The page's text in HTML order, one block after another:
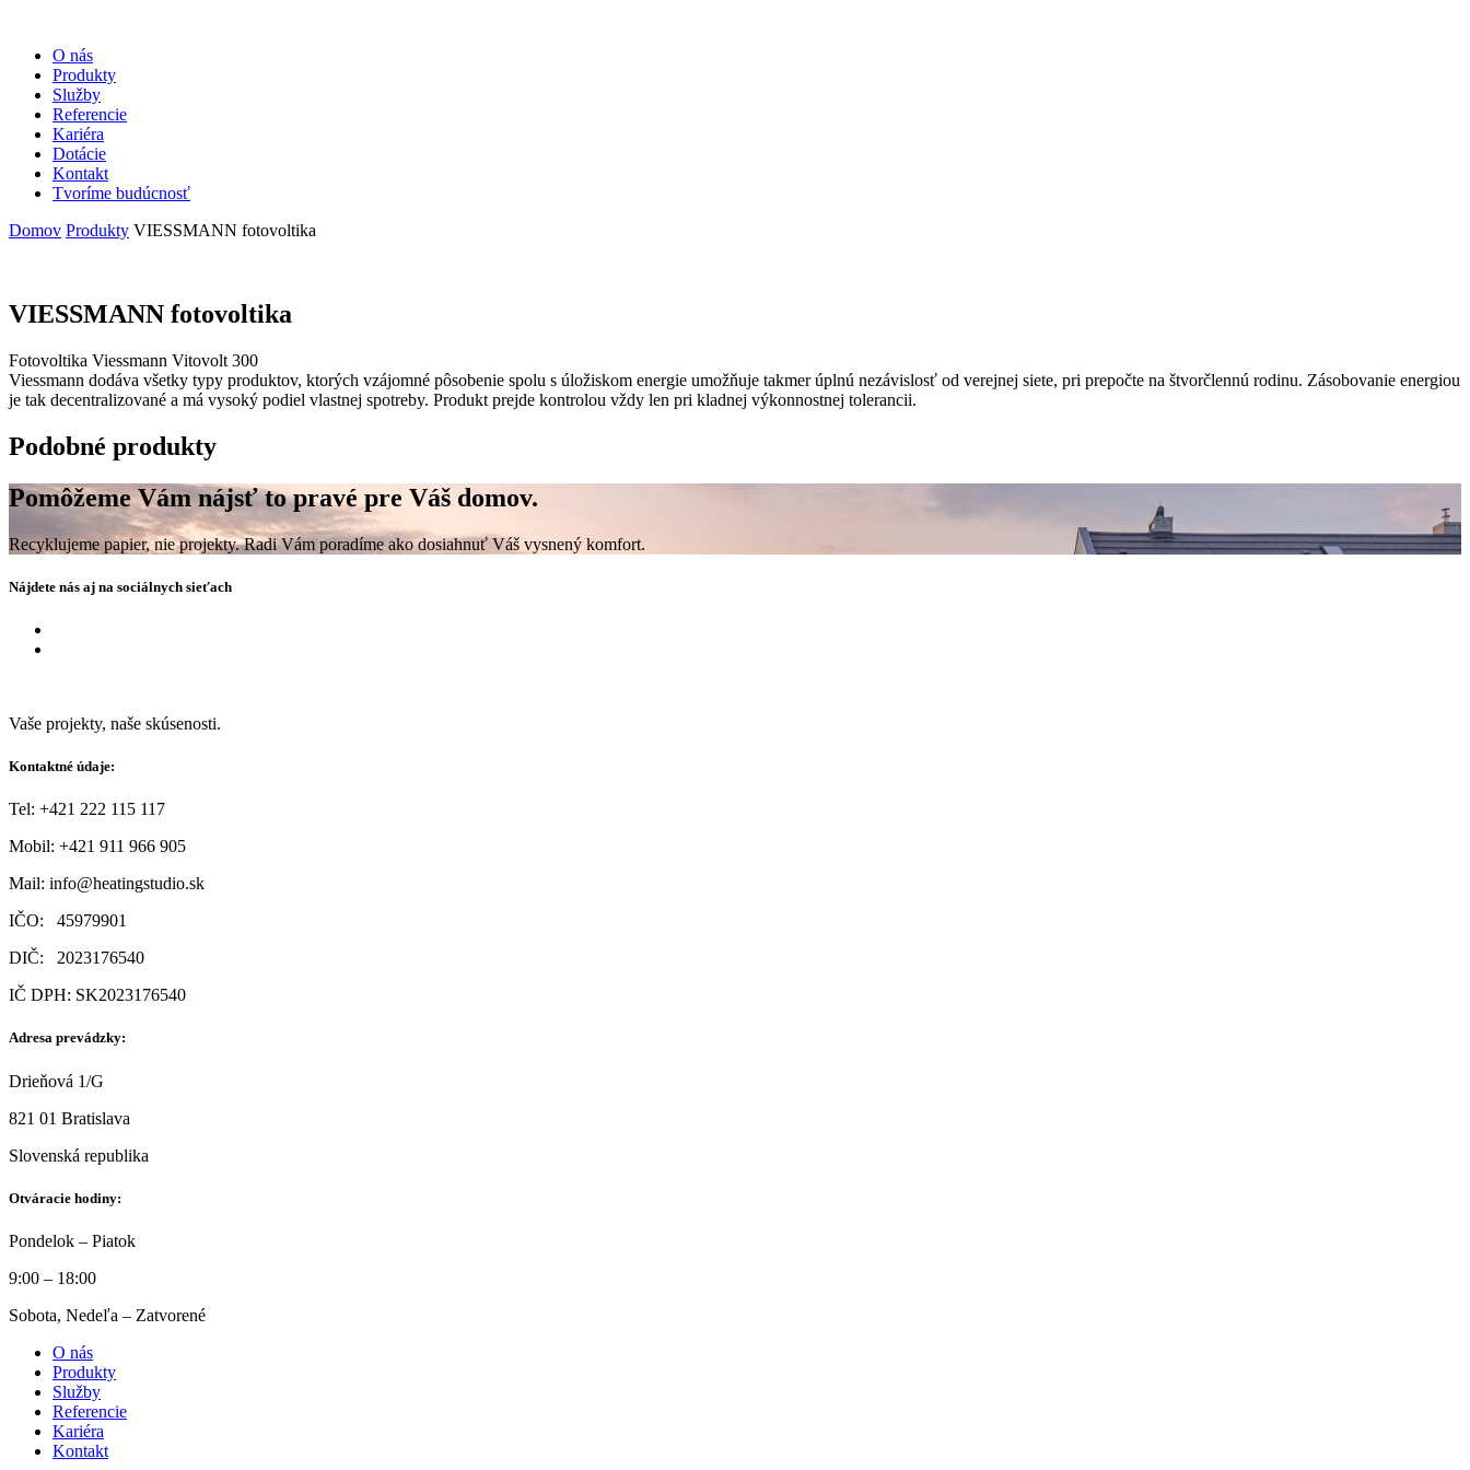
O nás
Produkty
Služby
Referencie
Kariéra
Dotácie
Kontakt
Tvoríme budúcnosť
Domov Produkty VIESSMANN fotovoltika
VIESSMANN fotovoltika
Fotovoltika Viessmann Vitovolt 300
Viessmann dodáva všetky typy produktov, ktorých vzájomné pôsobenie spolu s úložiskom energie umožňuje takmer úplnú nezávislosť od verejnej siete, pri prepočte na štvorčlennú rodinu. Zásobovanie energiou
je tak decentralizované a má vysoký podiel vlastnej spotreby. Produkt prejde kontrolou vždy len pri kladnej výkonnostnej tolerancii.
Podobné produkty
Pomôžeme Vám nájsť to pravé pre Váš domov.
Recyklujeme papier, nie projekty. Radi Vám poradíme ako dosiahnuť Váš vysnený komfort.
Nájdete nás aj na sociálnych sieťach
Vaše projekty, naše skúsenosti.
Kontaktné údaje:
Tel: +421 222 115 117
Mobil: +421 911 966 905
Mail: info@heatingstudio.sk
IČO: 45979901
DIČ: 2023176540
IČ DPH: SK2023176540
Adresa prevádzky:
Drieňová 1/G
821 01 Bratislava
Slovenská republika
Otváracie hodiny:
Pondelok – Piatok
9:00 – 18:00
Sobota, Nedeľa – Zatvorené
O nás
Produkty
Služby
Referencie
Kariéra
Kontakt